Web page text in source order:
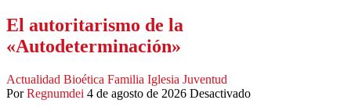
El autoritarismo de la
«Autodeterminación»
Actualidad Bioética Familia Iglesia Juventud
Por Regnumdei 4 de agosto de 2026 Desactivado